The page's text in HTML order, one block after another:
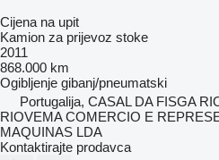
Cijena na upit
Kamion za prijevoz stoke
2011
868.000 km
Ogibljenje gibanj/pneumatski
Portugalija, CASAL DA FISGA
RIOVEMA COMERCIO E
MAQUINAS LDA
Kontaktirajte prodavca